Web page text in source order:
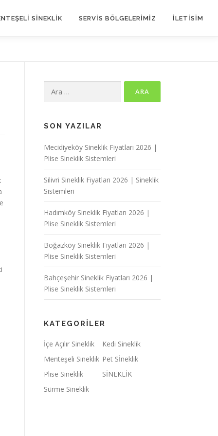
SİNEKLİK SERVIS BÖLGELERIMIZ İLETİSİM
SON YAZILAR
Mecidiyeköy Sineklik Fiyatları 2026 |
Plise Sineklik Sistemleri
Silivri Sineklik Fiyatları 2026 | Sineklik
Sistemleri
Hadımköy Sineklik Fiyatları 2026 |
Plise Sineklik Sistemleri
Boğazköy Sineklik Fiyatları 2026 |
Plise Sineklik Sistemleri
Bahçeşehir Sineklik Fiyatları 2026 |
Plise Sineklik Sistemleri
KATEGORILER
İçe Açılır Sineklik
Kedi Sineklik
Menteşeli Sineklik Pet Sİneklik
Plise Sineklik
SİNEKLİK
Sürme Sineklik